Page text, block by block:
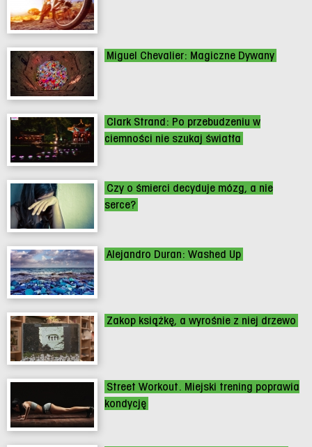
Miguel Chevalier: Magiczne Dywany
Clark Strand: Po przebudzeniu w
ciemności nie szukaj światła
Czy o śmierci decyduje mózg, a nie
serce?
Alejandro Duran: Washed Up
Zakop książkę, a wyrośnie z niej drzewo
Street Workout. Miejski trening poprawia
kondycję